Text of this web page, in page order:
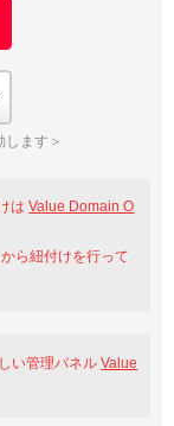
ン画面へ遷移します
します＞
はValue Domain O
から紐付けを行って
い管理パネルValue